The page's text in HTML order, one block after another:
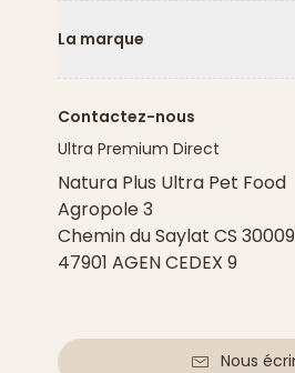
La marque
Contactez-nous
Ultra Premium Direct
Natura Plus Ultra Pet Food
Agropole 3
Chemin du Saylat CS 30009
47901 AGEN CEDEX 9
Nous